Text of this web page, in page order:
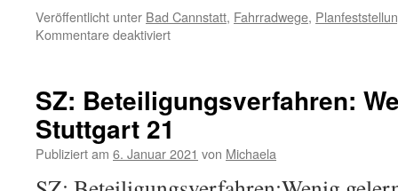
Veröffentlicht unter Bad Cannstatt, Fahrradwege,
Kommentare deaktiviert
SZ: Beteiligungsverfahren:
Stuttgart 21
Publiziert am 6. Januar 2021 von Michaela